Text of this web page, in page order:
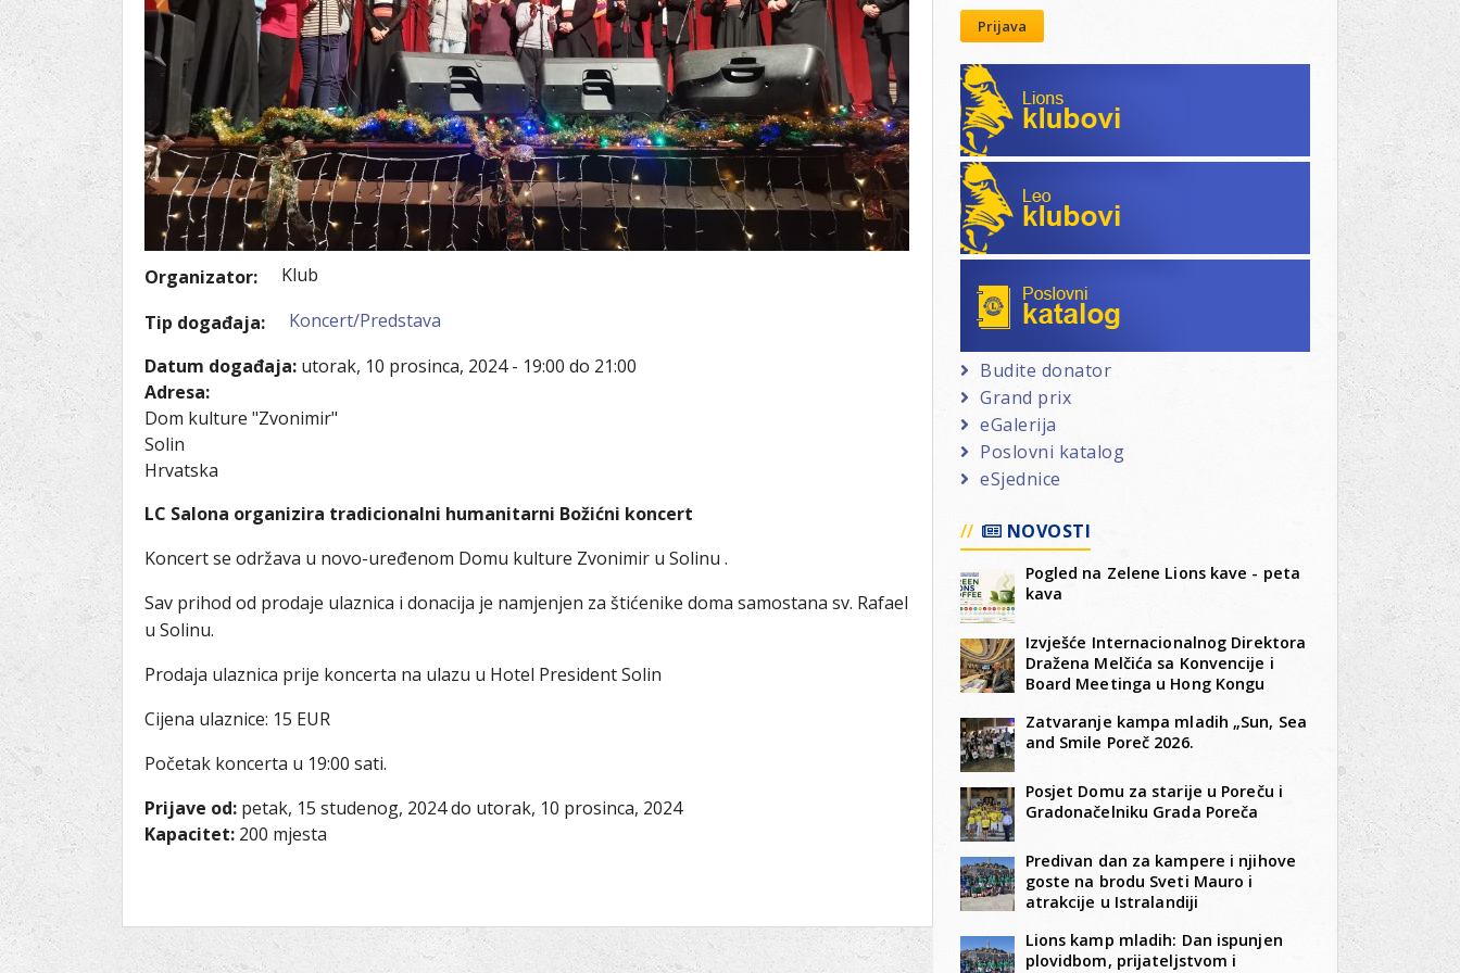
Lions International
Club finder
Podaci o LEO D-126 i kontakt
Organizator: Klub
Tip događaja:
Koncert/Predstava
Datum događaja: utorak, 10 prosinca, 2024 - 19:00 do 21:00
Adresa:
Dom kulture "Zvonimir"
Solin
Hrvatska
LC Salona organizira tradicionalni humanitarni Božićni koncert
Koncert se održava u novo-uređenom Domu kulture Zvonimir u Solinu .
Sav prihod od prodaje ulaznica i donacija je namjenjen za štićenike doma samostana sv. Rafael
u Solinu.
Prodaja ulaznica prije koncerta na ulazu u Hotel President Solin
Cijena ulaznice: 15 EUR
Početak koncerta u 19:00 sati.
Prijave od: petak, 15 studenog, 2024do utorak, 10 prosinca, 2024
Kapacitet: 200 mjesta
Prijava
Lions klubovi
Leo klubovi
Budite donator
Grand prix
eGalerija
Poslovni katalog
eSjednice
NOVOSTI
Pogled na Zelene Lions kave - peta
kava
Izvješće Internacionalnog Direktora
Dražena Melčića sa Konvencije i
Board Meetinga u Hong Kongu
Zatvaranje kampa mladih „Sun, Sea
and Smile Poreč 2026.
Posjet Domu za starije u Poreču i
Gradonačelniku Grada Poreča
Predivan dan za kampere i njihove
goste na brodu Sveti Mauro i
atrakcije u Istralandiji
Lions kamp mladih: Dan ispunjen
plovidbom, prijateljstvom i